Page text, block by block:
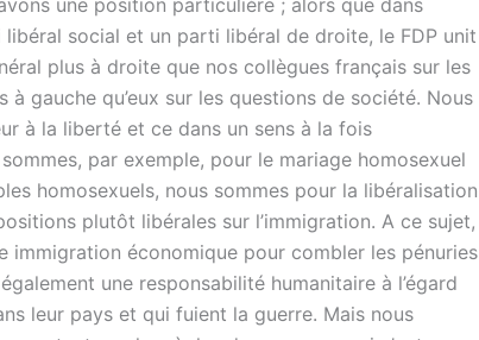
une position particulière ; alors que dans
social et un parti libéral de droite, le FDP unit
plus à droite que nos collègues français sur les
gauche qu’eux sur les questions de société. Nous
à la liberté et ce dans un sens à la fois
par exemple, pour le mariage homosexuel
homosexuels, nous sommes pour la libéralisation
plutôt libérales sur l’immigration. A ce sujet,
immigration économique pour combler les pénuries
une responsabilité humanitaire à l’égard
leur pays et qui fuient la guerre. Mais nous